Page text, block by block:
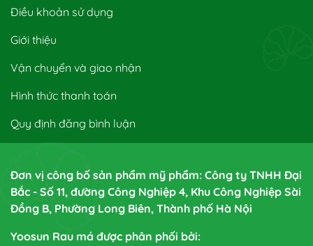
Điều khoản sử dụng
Giới thiệu
Vận chuyển và giao nhận
Hình thức thanh toán
Quy định đăng bình luận
Đơn vị công bố sản phẩm mỹ phẩm: Công ty TNHH Đại
Bắc - Số 11, đường Công Nghiệp 4, Khu Công Nghiệp Sài
Đồng B, Phường Long Biên, Thành phố Hà Nội
Yoosun Rau má được phân phối bởi: